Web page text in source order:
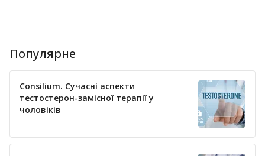
Популярне
Consilium. Сучасні аспекти
тестостерон-замісної терапії у
чоловіків